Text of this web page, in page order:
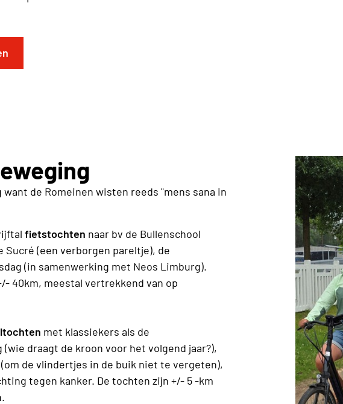
de Romeinen wisten reeds "mens sana in
fietstochten naar bv de Bullenschool
Sucré (een verborgen pareltje), de
(in samenwerking met Neos Limburg).
40km, meestal vertrekkend van op
met klassiekers als de
draagt de kroon voor het volgend jaar?),
de vlindertjes in de buik niet te vergeten),
tegen kanker. De tochten zijn +/- 5 -km